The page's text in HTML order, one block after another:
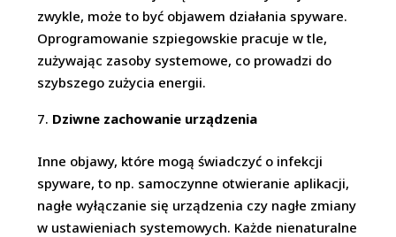
zwykle, może to być objawem działania spyware.
Oprogramowanie szpiegowskie pracuje w tle,
zużywając zasoby systemowe, co prowadzi do
szybszego zużycia energii.
Dziwne zachowanie urządzenia
Inne objawy, które mogą świadczyć o infekcji
spyware, to np. samoczynne otwieranie aplikacji,
nagłe wyłączanie się urządzenia czy nagłe zmiany
w ustawieniach systemowych. Każde nienaturalne